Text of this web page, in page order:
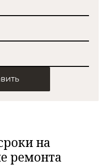
на
ремонта